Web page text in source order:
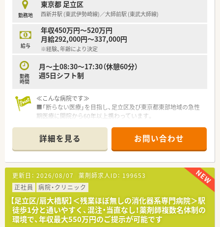
勤務地
東京都 足立区
西新井駅 (東武伊勢崎線)／大師前駅 (東武大師線)
給与
年収450万円～520万円
月給292,000円～337,000円
※経験、年齢により決定
勤務
時間
月～土08:30～17:30（休憩60分）
週5日シフト制
≪こんな病院です≫
■「断らない医療」を目指し、足立区及び東京都東部地域の急性
期医療に開院から60年以上携わっています。
門学校の運営を通して地域医療を支えています。
■「地域支援課」を設立しており、関連施設含め地域連携を積極
的に行っています。
≪業務内容について≫
■外来は隣接したクリニックにて行うため、業務内容は入院調
剤、病棟業務、注射調剤（混注）が主業務となります。
■病棟業務は今後人員を手厚くすることで充実を図っていきま
す。
■月1回の委員会など多職種連携・カンファレンスなど積極的に
行っております。専門薬剤師、認定薬剤師資格の取得支援あり
詳細を見る お問い合わせ
更新日： 2026/08/07 薬剤師求人ID： 199653
正社員
病院・クリニック
【足立区/扇大橋駅】＜残業ほぼ無しの消化器系専門病院＞駅
徒歩1分と通いやすく、混注・当直なし！薬剤師複数名体制の
環境で、年収最大550万円のご提示が可能です